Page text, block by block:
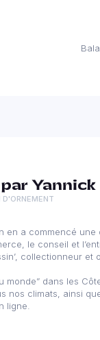
Yannick
D'ORNEMENT
a commencé
le conseil et
dans les
nos climats, ainsi
ligne.